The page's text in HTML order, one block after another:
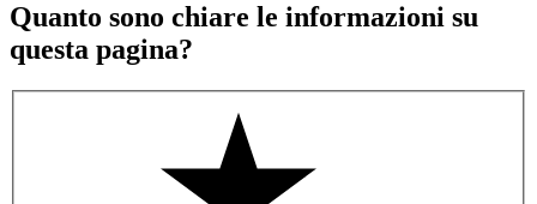
Quanto sono chiare le informazioni su
questa pagina?